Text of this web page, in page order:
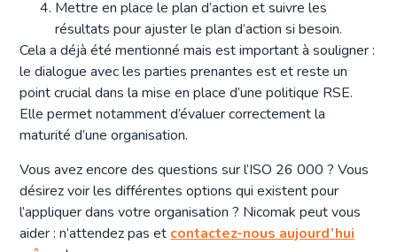
Mettre en place le plan d’action et suivre les
résultats pour ajuster le plan d’action si besoin.
Cela a déjà été mentionné mais est important à souligner :
le dialogue avec les parties prenantes est et reste un
point crucial dans la mise en place d’une politique RSE.
Elle permet notamment d’évaluer correctement la
maturité d’une organisation.
Vous avez encore des questions sur l’ISO 26 000 ? Vous
désirez voir les différentes options qui existent pour
l’appliquer dans votre organisation ? Nicomak peut vous
aider : n’attendez pas et contactez-nous aujourd’hui